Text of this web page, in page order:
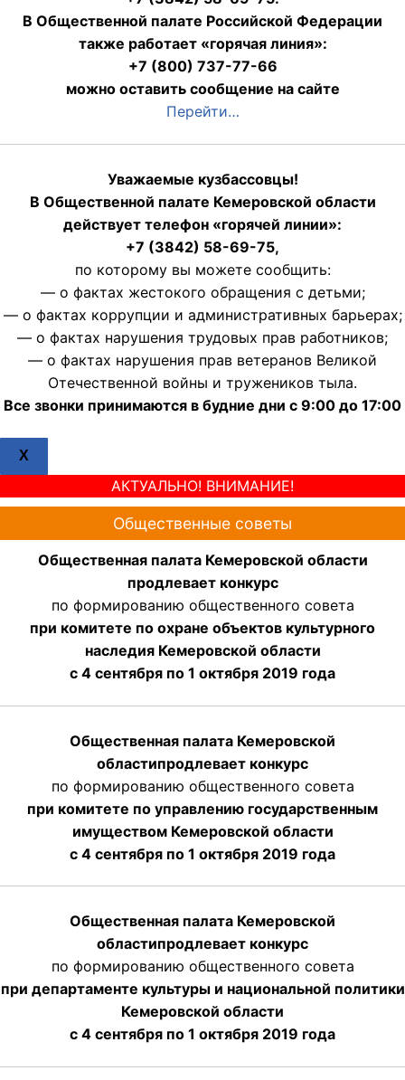
В Общественной палате Российской Федерации
также работает «горячая линия»:
+7 (800) 737-77-66
можно оставить сообщение на сайте
Перейти…
Уважаемые кузбассовцы!
В Общественной палате Кемеровской области
действует телефон «горячей линии»:
+7 (3842) 58-69-75,
по которому вы можете сообщить:
— о фактах жестокого обращения с детьми;
— о фактах коррупции и административных барьерах;
— о фактах нарушения трудовых прав работников;
— о фактах нарушения прав ветеранов Великой
Отечественной войны и тружеников тыла.
Все звонки принимаются в будние дни с 9:00 до 17:00
X
АКТУАЛЬНО! ВНИМАНИЕ!
Общественные советы
Общественная палата Кемеровской области
продлевает конкурс
по формированию общественного совета
при комитете по охране объектов культурного
наследия Кемеровской области
с 4 сентября по 1 октября 2019 года
Общественная палата Кемеровской
областипродлевает конкурс
по формированию общественного совета
при комитете по управлению государственным
имуществом Кемеровской области
с 4 сентября по 1 октября 2019 года
Общественная палата Кемеровской
областипродлевает конкурс
по формированию общественного совета
при департаменте культуры и национальной политики
Кемеровской области
с 4 сентября по 1 октября 2019 года